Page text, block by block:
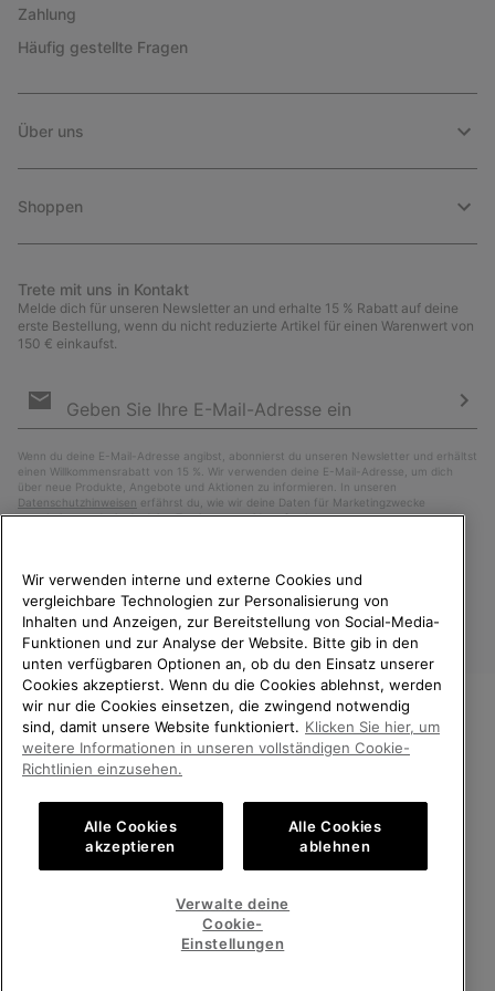
Zahlung
Häufig gestellte Fragen
Über uns
Shoppen
Trete mit uns in Kontakt
Melde dich für unseren Newsletter an und erhalte 15 % Rabatt auf deine
erste Bestellung, wenn du nicht reduzierte Artikel für einen Warenwert von
150 € einkaufst.
Anmeldung
Wenn du deine E-Mail-Adresse angibst, abonnierst du unseren Newsletter und erhältst
einen Willkommensrabatt von 15 %. Wir verwenden deine E-Mail-Adresse, um dich
über neue Produkte, Angebote und Aktionen zu informieren. In unseren
Datenschutzhinweisen erfährst du, wie wir deine Daten für Marketingzwecke
verarbeiten und wie du deine Zustimmung widerrufen kannst.
Österreich
©2026SOREL. Alle Rechte vorbehalten.
Datenschutz Nutzungsbedingungen
Allgemeine Verkaufsbedingungen Garantiebestimmungen
Impressum
Kundenservice: Mo- Fr. 9:00 - 13:00 & 14:00- 18:00 Uhr
WILLKOMMEN BEI SOREL.
BITTE WÄHLEN SIE IHR
LIEFERLAND.
Online-Einkauf verfügbar
Wir verwenden interne und externe Cookies und
vergleichbare Technologien zur Personalisierung von
Inhalten und Anzeigen, zur Bereitstellung von Social-Media-
Funktionen und zur Analyse der Website. Bitte gib in den
unten verfügbaren Optionen an, ob du den Einsatz unserer
Cookies akzeptierst. Wenn du die Cookies ablehnst, werden
wir nur die Cookies einsetzen, die zwingend notwendig
sind, damit unsere Website funktioniert. Klicken Sie hier, um
weitere Informationen in unseren vollständigen Cookie-
Richtlinien einzusehen.
Alle Cookies
akzeptieren
Alle Cookies
ablehnen
Verwalte deine
Cookie-
Einstellungen